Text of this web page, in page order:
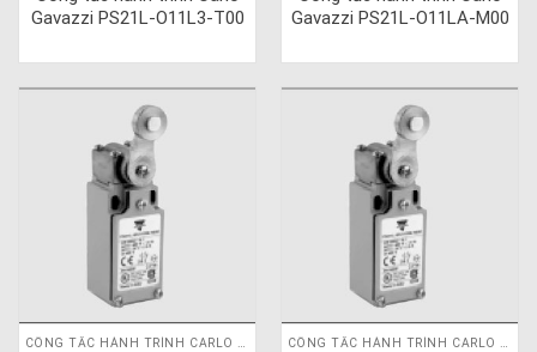
Gavazzi PS21L-O11L3-T00
Gavazzi PS21L-O11LA-M00